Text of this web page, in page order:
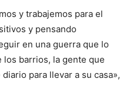
y trabajemos para el
y pensando
en una guerra que lo
los barrios, la gente que
para llevar a su casa»,